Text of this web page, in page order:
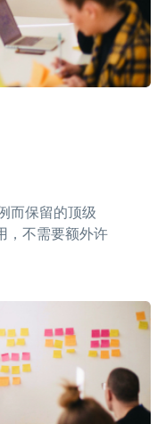
而保留的顶级
，不需要额外许